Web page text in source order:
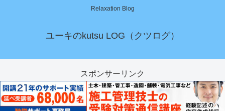
Relaxation Blog
ユーキのkutsu LOG（クツログ）
スポンサーリンク